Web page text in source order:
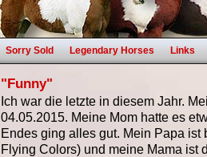
Sorry Sold Legendary Horses Links
"Funny"
Ich war die letzte in diesem Jahr.
04.05.2015. Meine Mom hatte es
Endes ging alles gut. Mein Papa ist
Flying Colors) und meine Mama ist